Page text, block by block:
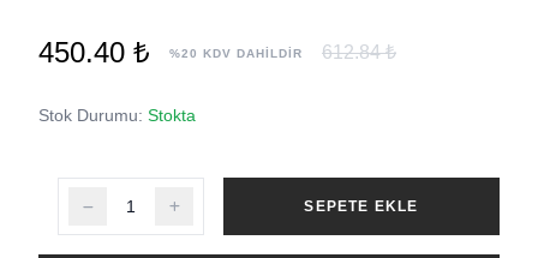
450.40 ₺ %20 KDV DAHİLDİR 612.84 ₺
Stok Durumu: Stokta
SEPETE EKLE